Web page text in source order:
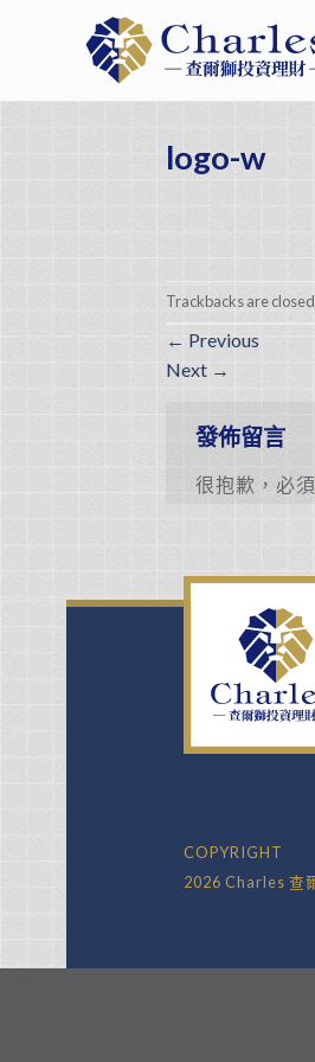
logo-w
Trackbacks are
← Previous
Next →
發佈留言
很抱歉，必須
COPYRIGHT
2026 Charles 查